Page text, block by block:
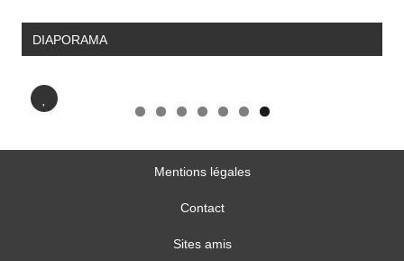
DIAPORAMA
Mentions légales
Contact
Sites amis